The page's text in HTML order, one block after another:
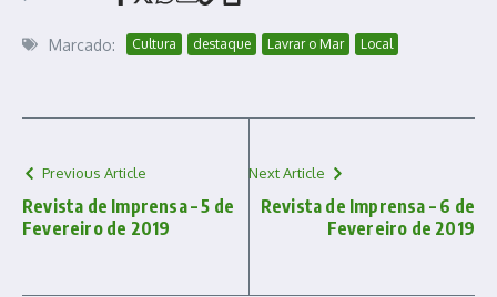
Marcado: Cultura destaque Lavrar o Mar Local
Previous Article
Revista de Imprensa – 5 de
Fevereiro de 2019
Next Article
Revista de Imprensa – 6 de
Fevereiro de 2019